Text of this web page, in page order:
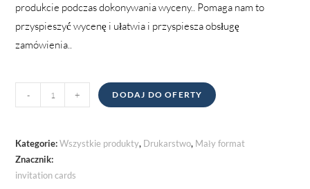
produkcie podczas dokonywania wyceny.. Pomaga nam to
przyspieszyć wycenę i ułatwia i przyspiesza obsługę
zamówienia..
Zaproszenia
ilość
- + DODAJ DO OFERTY
Kategorie:Wszystkie produkty, Drukarstwo, Mały format
Znacznik:
invitation cards